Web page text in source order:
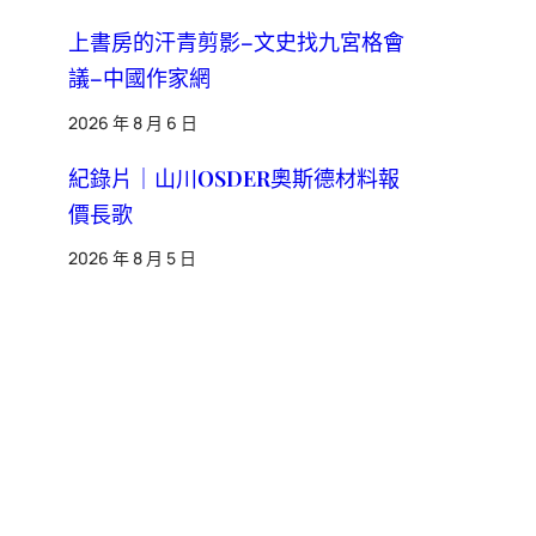
上書房的汗青剪影–文史找九宮格會
議–中國作家網
2026 年 8 月 6 日
紀錄片｜山川OSDER奧斯德材料報
價長歌
2026 年 8 月 5 日